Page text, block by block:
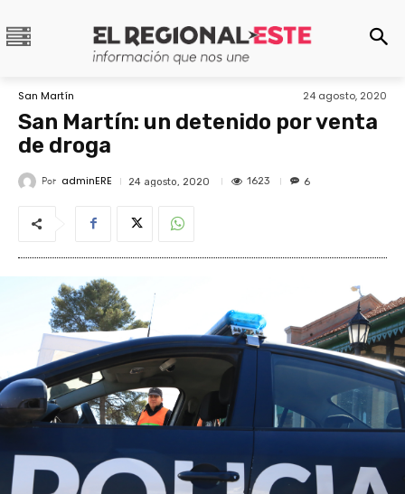
San Martín 24 agosto, 2020
San Martín: un detenido por venta
de droga
Por adminERE 24 agosto, 2020 1623 6